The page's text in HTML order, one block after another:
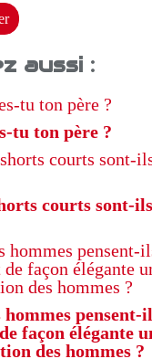
aussi :
tu ton père ?
courts sont-
pensent-
façon élégante
des hommes ?